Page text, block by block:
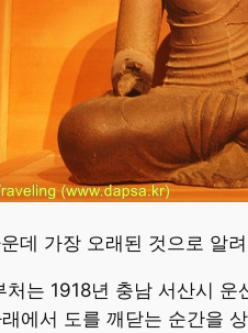
데 가장 오래된 것으로 알
처는 1918년 충남 서산시
에서 도를 깨닫는 순간을